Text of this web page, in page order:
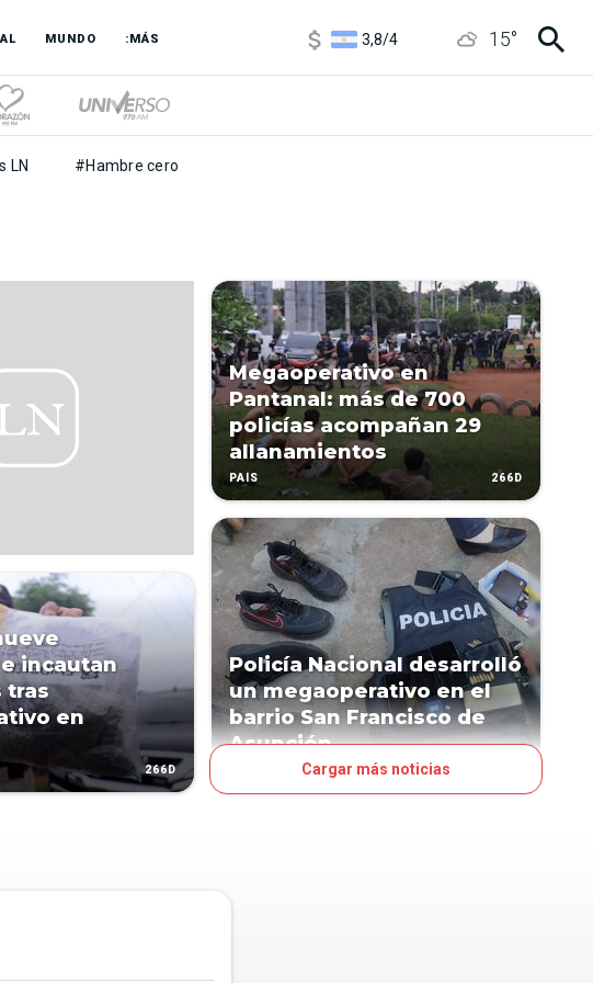
MUNDO :MÁS
3,8/4
15°
LN #Hambre cero
incautan
tras
en
266D
Megaoperativo en
Pantanal: más de 700
policías acompañan 29
allanamientos
PAÍS 266D
Policía Nacional desarrolló
un megaoperativo en el
barrio San Francisco de
Asunción
Cargar más noticias